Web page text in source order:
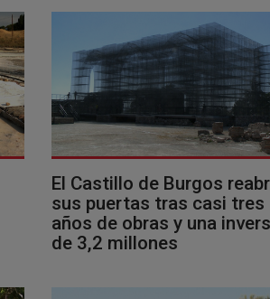
El Castillo de Burgos
sus puertas tras casi tres
años de obras y una
de 3,2 millones